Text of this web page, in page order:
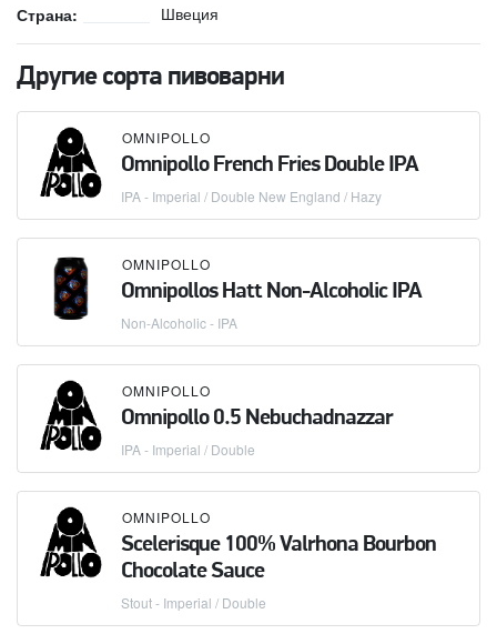
Страна: Швеция
Другие сорта пивоварни
OMNIPOLLO
Omnipollo French Fries Double IPA
IPA - Imperial / Double New England / Hazy
OMNIPOLLO
Omnipollos Hatt Non-Alcoholic IPA
Non-Alcoholic - IPA
OMNIPOLLO
Omnipollo 0.5 Nebuchadnazzar
IPA - Imperial / Double
OMNIPOLLO
Scelerisque 100% Valrhona Bourbon
Chocolate Sauce
Stout - Imperial / Double